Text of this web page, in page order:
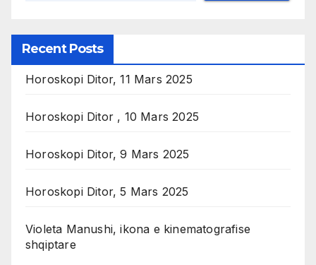
Recent Posts
Horoskopi Ditor, 11 Mars 2025
Horoskopi Ditor , 10 Mars 2025
Horoskopi Ditor, 9 Mars 2025
Horoskopi Ditor, 5 Mars 2025
Violeta Manushi, ikona e kinematografise
shqiptare